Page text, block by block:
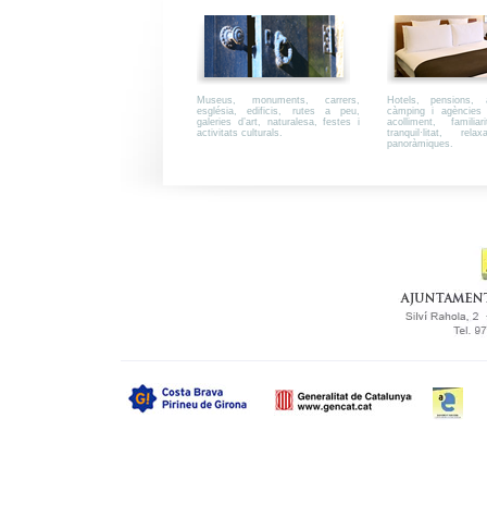
Museus, monuments, carrers,
església, edificis, rutes a peu,
galeries d’art, naturalesa, festes i
activitats culturals.
Hotels, pensions,
càmping i agències
acolliment,
tranquil·litat,
panoràmiques.